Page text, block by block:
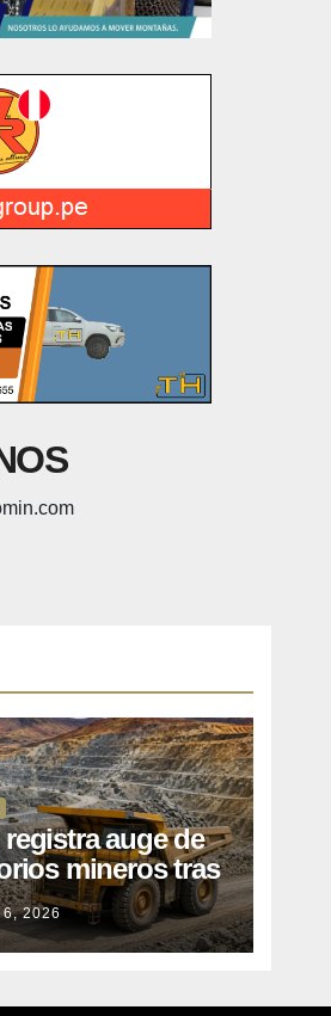
auge de
mineros tras
de más de
para
cobre y oro
6, 2026